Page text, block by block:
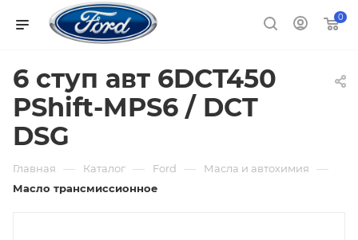
0
6 ступ авт 6DCT450
PShift-MPS6 / DCT
DSG
Главная — Каталог — Ford — Масла и автохимия —
Масло трансмиссионное